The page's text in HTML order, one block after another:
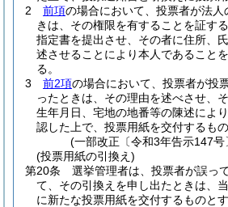
2
前項の場合において、投票者が法人
きは、その権限を有することを証す
指定書を提出させ、その者に住所、
述させることにより本人であること
る。
3
前2項の場合において、投票者が投
ったときは、その理由を述べさせ、
生年月日、宅地の地番等の陳述によ
認した上で、投票用紙を交付するもの
(一部改正〔令和3年告示147号
(投票用紙の引換え)
第20条
選挙管理者は、投票者が誤っ
て、その引換えを申し出たときは、
に新たな投票用紙を交付するものとす